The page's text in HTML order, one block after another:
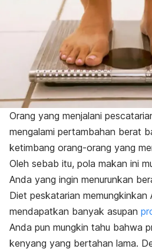
Orang yang menjalani
mengalami pertambahan berat
ketimbang orang-orang yang
Oleh sebab itu, pola makan ini
Anda yang ingin menurunkan
Diet peskatarian memungkinkan
mendapatkan banyak asupan
Anda pun mungkin tahu bahwa
kenyang yang bertahan lama.